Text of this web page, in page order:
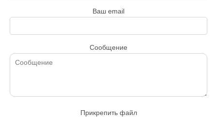
Ваш email
Сообщение
Прикрепить файл